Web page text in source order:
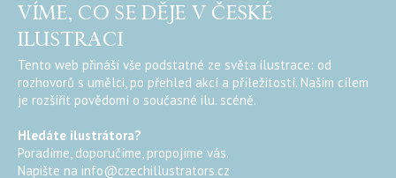
VÍME, CO SE DĚJE V ČESKÉ
ILUSTRACI
Tento web přináší vše podstatné ze světa ilustrace: od
rozhovorů s umělci, po přehled akcí a příležitostí. Naším cílem
je rozšířit povědomí o současné ilu. scéně.
Hledáte ilustrátora?
Poradíme, doporučíme, propojíme vás.
Napište na info@czechillustrators.cz